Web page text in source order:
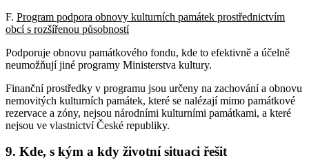
F. Program podpora obnovy kulturních památek prostřednictvím
obcí s rozšířenou působností
Podporuje obnovu památkového fondu, kde to efektivně a účelně
neumožňují jiné programy Ministerstva kultury.
Finanční prostředky v programu jsou určeny na zachování a obnovu
nemovitých kulturních památek, které se nalézají mimo památkové
rezervace a zóny, nejsou národními kulturními památkami, a které
nejsou ve vlastnictví České republiky.
9. Kde, s kým a kdy životní situaci řešit